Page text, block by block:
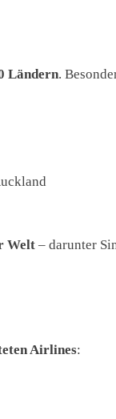
Ländern.
Welt – darunter
Airlines: